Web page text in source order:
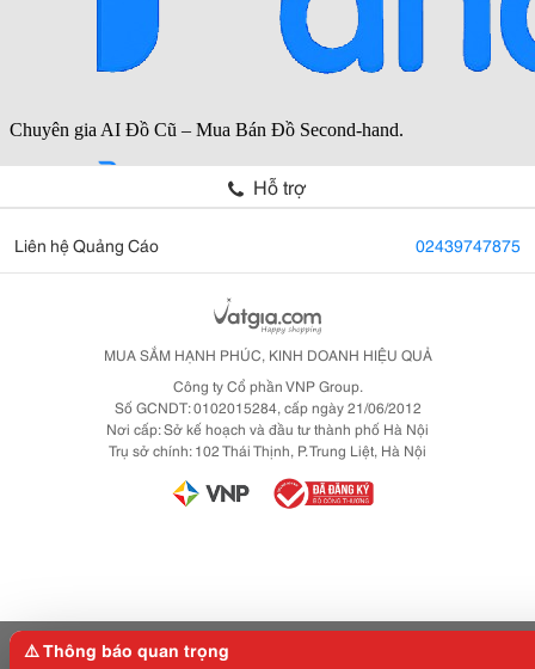
Hỗ trợ
Liên hệ Quảng Cáo 02439747875
MUA SẮM HẠNH PHÚC, KINH DOANH HIỆU QUẢ
Công ty Cổ phần VNP Group.
Số GCNDT: 0102015284, cấp ngày 21/06/2012
Nơi cấp: Sở kế hoạch và đầu tư thành phố Hà Nội
Trụ sở chính: 102 Thái Thịnh, P. Trung Liệt, Hà Nội
⚠️ Thông báo quan trọng